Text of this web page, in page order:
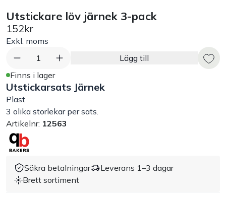
Exponering & servering
Städutrustning
Arbetskläder
Plåtbyte
Monin
Handla efter bransch
Utstickare löv järnek 3-pack
152kr
Exkl. moms
1
Lägg till
Finns i lager
Utstickarsats Järnek
Plast
3 olika storlekar per sats.
Artikelnr: 12563
Säkra betalningar
Leverans 1–3 dagar
Brett sortiment